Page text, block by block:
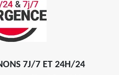
7J/7 ET 24H/24